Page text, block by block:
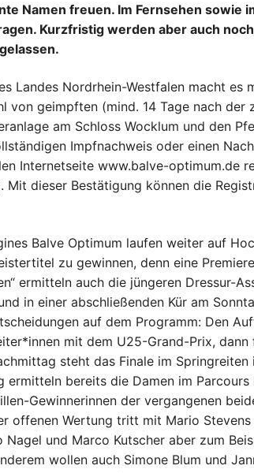
Namen freuen. Im Fernsehen sowie
Kurzfristig werden aber auch noch
Landes Nordrhein-Westfalen macht es
von geimpften (mind. 14 Tage nach der
am Schloss Wocklum und den
Impfnachweis oder einen
Internetseite www.balve-optimum.de
Mit dieser Bestätigung können die
Balve Optimum laufen weiter auf
zu gewinnen, denn eine
ermitteln auch die jüngeren Dressur-
in einer abschließenden Kür am
auf dem Programm: Den
mit dem U25-Grand-Prix,
steht das Finale im Springreiten
bereits die Damen im Parcours
Gewinnerinnen der vergangenen
offenen Wertung tritt mit Mario
und Marco Kutscher aber zum
wollen auch Simone Blum und